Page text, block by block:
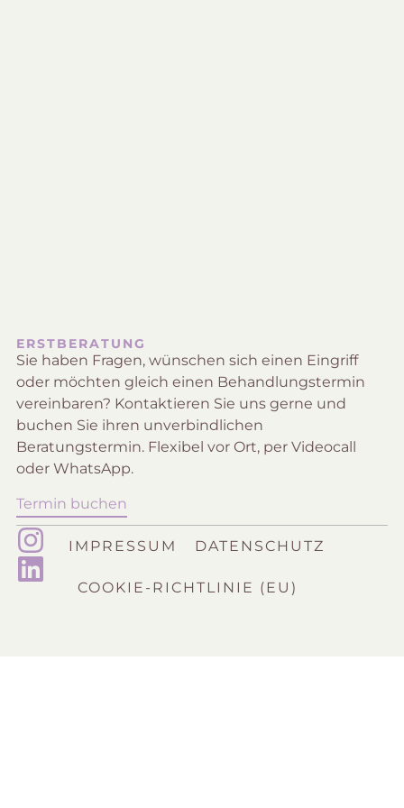
ERSTBERATUNG
Sie haben Fragen, wünschen sich einen Eingriff
oder möchten gleich einen Behandlungstermin
vereinbaren? Kontaktieren Sie uns gerne und
buchen Sie ihren unverbindlichen
Beratungstermin. Flexibel vor Ort, per Videocall
oder WhatsApp.
Termin buchen
IMPRESSUM DATENSCHUTZ
COOKIE-RICHTLINIE (EU)